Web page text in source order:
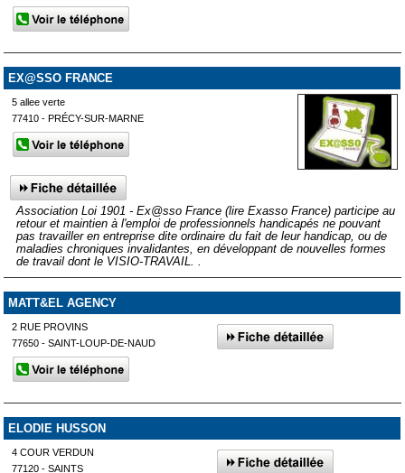
EX@SSO FRANCE
5 allee verte
77410 - PRÉCY-SUR-MARNE
Association Loi 1901 - Ex@sso France (lire Exasso France) participe au
retour et maintien à l'emploi de professionnels handicapés ne pouvant
pas travailler en entreprise dite ordinaire du fait de leur handicap, ou de
maladies chroniques invalidantes, en développant de nouvelles formes
de travail dont le VISIO-TRAVAIL. .
MATT&EL AGENCY
2 RUE PROVINS
77650 - SAINT-LOUP-DE-NAUD
ELODIE HUSSON
4 COUR VERDUN
77120 - SAINTS